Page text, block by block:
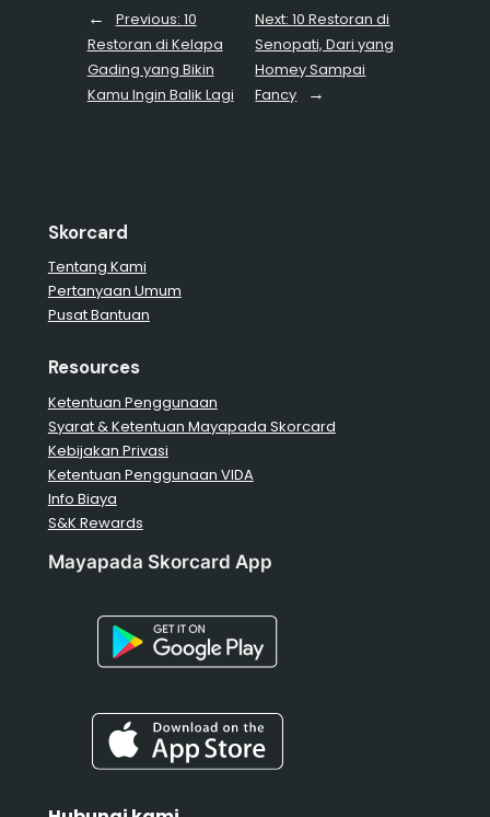
← Previous: 10
Restoran di Kelapa
Gading yang Bikin
Kamu Ingin Balik Lagi
Next:10 Restoran di
Senopati, Dari yang
Homey Sampai
Fancy
→
Skorcard
Tentang Kami
Pertanyaan Umum
Pusat Bantuan
Resources
Ketentuan Penggunaan
Syarat & Ketentuan Mayapada Skorcard
Kebijakan Privasi
Ketentuan Penggunaan VIDA
Info Biaya
S&K Rewards
Mayapada Skorcard App